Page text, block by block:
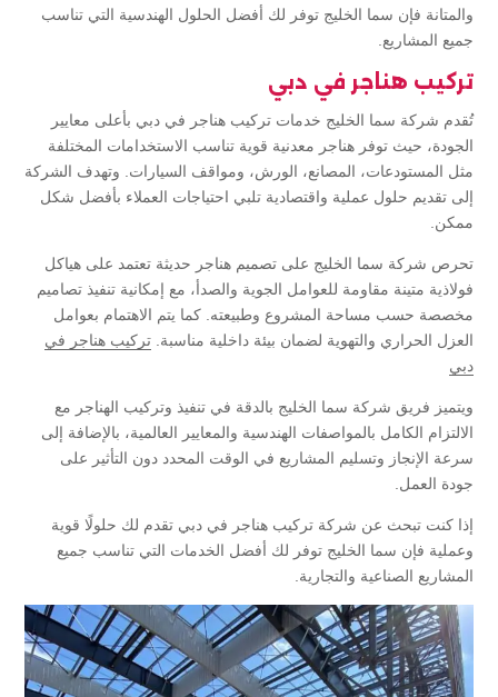
والمتانة فإن سما الخليج توفر لك أفضل الحلول الهندسية التي تناسب
جميع المشاريع.
تركيب هناجر في دبي
تُقدم شركة سما الخليج خدمات تركيب هناجر في دبي بأعلى معايير
الجودة، حيث توفر هناجر معدنية قوية تناسب الاستخدامات المختلفة
مثل المستودعات، المصانع، الورش، ومواقف السيارات. وتهدف الشركة
إلى تقديم حلول عملية واقتصادية تلبي احتياجات العملاء بأفضل شكل
ممكن.
تحرص شركة سما الخليج على تصميم هناجر حديثة تعتمد على هياكل
فولاذية متينة مقاومة للعوامل الجوية والصدأ، مع إمكانية تنفيذ تصاميم
مخصصة حسب مساحة المشروع وطبيعته. كما يتم الاهتمام بعوامل
العزل الحراري والتهوية لضمان بيئة داخلية مناسبة. تركيب هناجر في
دبي
ويتميز فريق شركة سما الخليج بالدقة في تنفيذ وتركيب الهناجر مع
الالتزام الكامل بالمواصفات الهندسية والمعايير العالمية، بالإضافة إلى
سرعة الإنجاز وتسليم المشاريع في الوقت المحدد دون التأثير على
جودة العمل.
إذا كنت تبحث عن شركة تركيب هناجر في دبي تقدم لك حلولًا قوية
وعملية فإن سما الخليج توفر لك أفضل الخدمات التي تناسب جميع
المشاريع الصناعية والتجارية.